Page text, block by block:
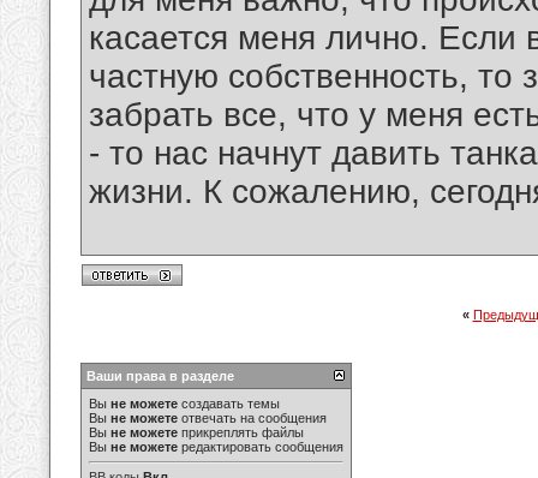
касается меня лично.
частную собственность, то
забрать все, что у меня
- то нас начнут давить
жизни. К сожалению,
«
Ваши права в разделе
Вы не можете создавать темы
Вы не можете отвечать на сообщения
Вы не можете прикреплять файлы
Вы не можете редактировать сообщения